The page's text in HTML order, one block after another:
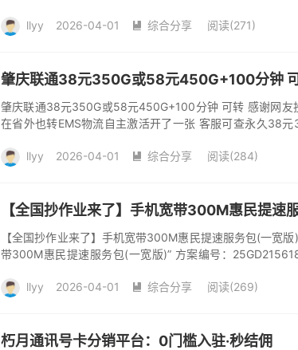
llyy 2026-04-01  综合分享 阅读(271)
肇庆联通38元350G或58元450G+100分钟
肇庆联通38元350G或58元450G+100分钟 可转 感谢网友
在省外也转EMS物流自主激活开了一张 客服可查永久38
llyy 2026-04-01  综合分享 阅读(284)
【全国抄作业来了】手机宽带300M惠民提速
【全国抄作业来了】手机宽带300M惠民提速服务包(一宽
带300M惠民提速服务包(一宽版)” 方案编号：
llyy 2026-04-01  综合分享 阅读(269)
朽月通讯号卡分销平台：0门槛入驻·秒结佣